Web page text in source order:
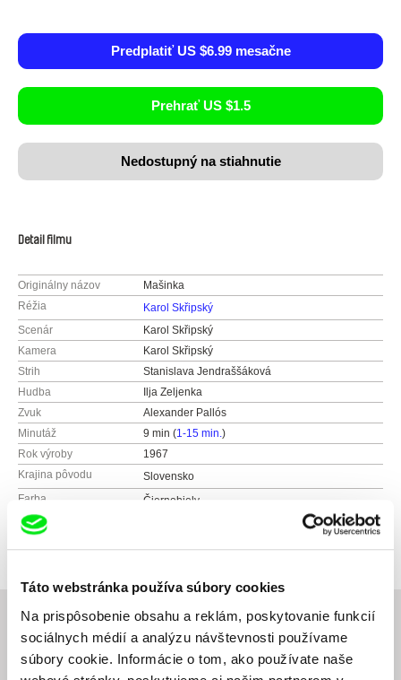
Táto webstránka používa súbory cookies
Na prispôsobenie obsahu a reklám, poskytovanie funkcií
sociálnych médií a analýzu návštevnosti používame
súbory cookie. Informácie o tom, ako používate naše
Predplatiť US $6.99 mesačne
Prehrať US $1.5
Nedostupný na stiahnutie
Detail filmu
Originálny názov
Mašinka
Réžia
Karol Skřipský
Scenár
Karol Skřipský
Kamera
Karol Skřipský
Strih
Stanislava Jendraššáková
Hudba
Ilja Zeljenka
Zvuk
Alexander Pallós
Minutáž
9 min (1-15 min.)
Rok výroby
1967
Krajina pôvodu
Slovensko
Farba
Čiernobiely
Distribúcia
Slovensko
e-mail:
Súvisiace filmy (20)